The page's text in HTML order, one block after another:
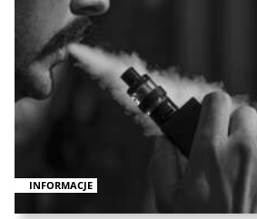
INFORMACJE